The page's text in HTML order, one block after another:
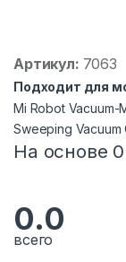
Артикул: 7063
Подходит для
Mi Robot Vacuum-
Sweeping Vacuum
На основе
0.0
всего